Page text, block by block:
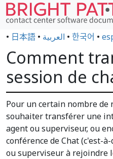
• 日本語 • العربية • 한국어 •
Comment
session de
Pour un certain nombre de
souhaiter transférer une
agent ou superviseur, ou
conférence de Chat (c'est-
ou superviseur à rejoindre